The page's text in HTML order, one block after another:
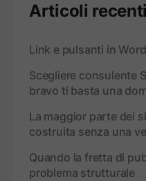
Articoli recenti
Link e pulsanti in
Scegliere consulente
bravo ti basta una
La maggior parte dei
costruita senza una
Quando la fretta di
problema strutturale